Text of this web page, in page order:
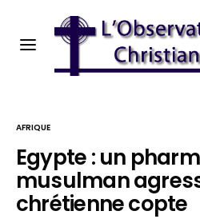
AFRIQUE
Egypte : un
musulman
chrétienne copte